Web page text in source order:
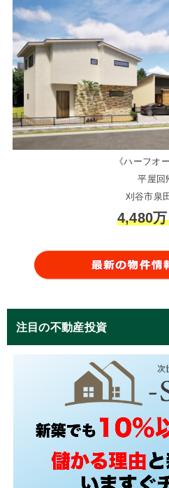
《ハーフオ
平屋回
刈谷市泉
4,480
注目の不動産投資